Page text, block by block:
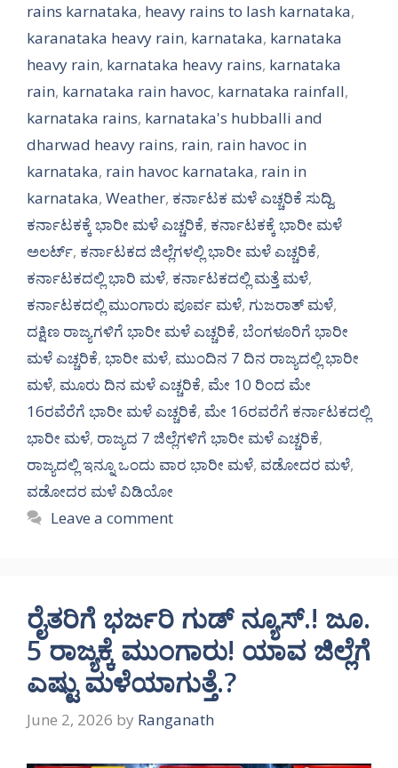
rains karnataka, heavy rains to lash karnataka,
karanataka heavy rain, karnataka, karnataka
heavy rain, karnataka heavy rains, karnataka
rain, karnataka rain havoc, karnataka rainfall,
karnataka rains, karnataka's hubballi and
dharwad heavy rains, rain, rain havoc in
karnataka, rain havoc karnataka, rain in
karnataka, Weather, ಕರ್ನಾಟಕ ಮಳೆ ಎಚ್ಚರಿಕೆ ಸುದ್ದಿ,
ಕರ್ನಾಟಕಕ್ಕೆ ಭಾರೀ ಮಳೆ ಎಚ್ಚರಿಕೆ, ಕರ್ನಾಟಕಕ್ಕೆ ಭಾರೀ ಮಳೆ
ಅಲರ್ಟ್‌, ಕರ್ನಾಟಕದ ಜಿಲ್ಲೆಗಳಲ್ಲಿ ಭಾರೀ ಮಳೆ ಎಚ್ಚರಿಕೆ,
ಕರ್ನಾಟಕದಲ್ಲಿ ಭಾರಿ ಮಳೆ, ಕರ್ನಾಟಕದಲ್ಲಿ ಮತ್ತೆ ಮಳೆ,
ಕರ್ನಾಟಕದಲ್ಲಿ ಮುಂಗಾರು ಪೂರ್ವ ಮಳೆ, ಗುಜರಾತ್ ಮಳೆ,
ದಕ್ಷಿಣ ರಾಜ್ಯಗಳಿಗೆ ಭಾರೀ ಮಳೆ ಎಚ್ಚರಿಕೆ, ಬೆಂಗಳೂರಿಗೆ ಭಾರೀ
ಮಳೆ ಎಚ್ಚರಿಕೆ, ಭಾರೀ ಮಳೆ, ಮುಂದಿನ 7 ದಿನ ರಾಜ್ಯದಲ್ಲಿ ಭಾರೀ
ಮಳೆ, ಮೂರು ದಿನ ಮಳೆ ಎಚ್ಚರಿಕೆ, ಮೇ 10 ರಿಂದ ಮೇ
16ರವೆರೆಗೆ ಭಾರೀ ಮಳೆ ಎಚ್ಚರಿಕೆ, ಮೇ 16ರವರೆಗೆ ಕರ್ನಾಟಕದಲ್ಲಿ
ಭಾರೀ ಮಳೆ, ರಾಜ್ಯದ 7 ಜಿಲ್ಲೆಗಳಿಗೆ ಭಾರೀ ಮಳೆ ಎಚ್ಚರಿಕೆ,
ರಾಜ್ಯದಲ್ಲಿ ಇನ್ನೂ ಒಂದು ವಾರ ಭಾರೀ ಮಳೆ, ವಡೋದರ ಮಳೆ,
ವಡೋದರ ಮಳೆ ವಿಡಿಯೋ
Leave a comment
ರೈತರಿಗೆ ಭರ್ಜರಿ ಗುಡ್ ನ್ಯೂಸ್.! ಜೂ.
5 ರಾಜ್ಯಕ್ಕೆ ಮುಂಗಾರು! ಯಾವ ಜಿಲ್ಲೆಗೆ
ಎಷ್ಟು ಮಳೆಯಾಗುತ್ತೆ.?
June 2, 2026 by Ranganath